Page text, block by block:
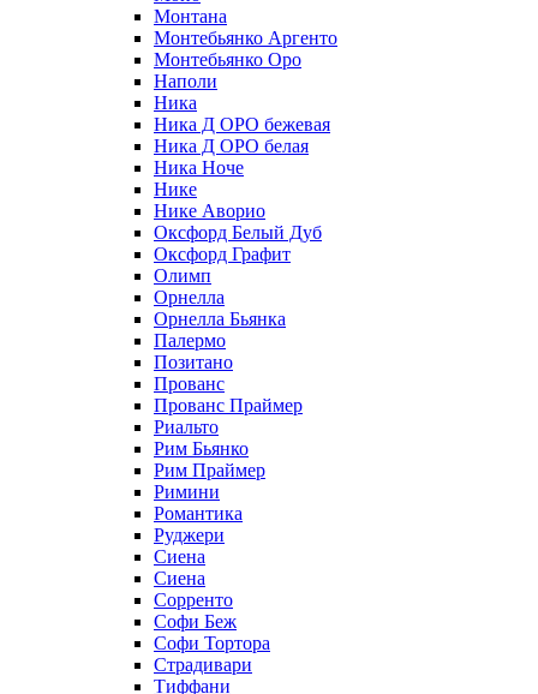
Монтана
Монтебьянко Аргенто
Монтебьянко Оро
Наполи
Ника
Ника Д ОРО бежевая
Ника Д ОРО белая
Ника Ноче
Нике
Нике Аворио
Оксфорд Белый Дуб
Оксфорд Графит
Олимп
Орнелла
Орнелла Бьянка
Палермо
Позитано
Прованс
Прованс Праймер
Риальто
Рим Бьянко
Рим Праймер
Римини
Романтика
Руджери
Сиена
Сиена
Сорренто
Софи Беж
Софи Тортора
Страдивари
Тиффани